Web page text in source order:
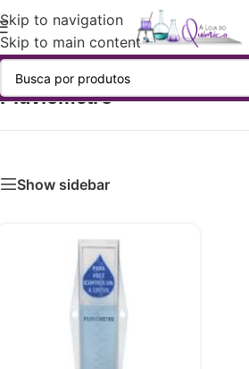
Skip to navigation
Skip to main content
Pluviômetro
Show sidebar